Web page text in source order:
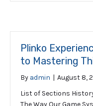
Plinko
to Mastering
By admin | August 8,
List of Sections
The Way Our Game